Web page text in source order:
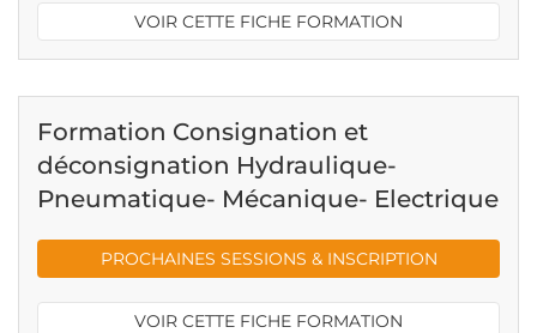
VOIR CETTE FICHE FORMATION
Formation Consignation et
déconsignation Hydraulique-
Pneumatique- Mécanique- Electrique
PROCHAINES SESSIONS & INSCRIPTION
VOIR CETTE FICHE FORMATION